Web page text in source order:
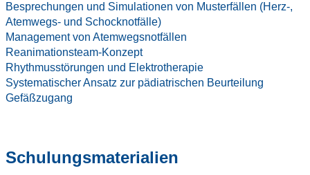
Besprechungen und Simulationen von Musterfällen (Herz-,
Atemwegs- und Schocknotfälle)
Management von Atemwegsnotfällen
Reanimationsteam-Konzept
Rhythmusstörungen und Elektrotherapie
Systematischer Ansatz zur pädiatrischen Beurteilung
Gefäßzugang
Schulungsmaterialien